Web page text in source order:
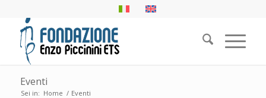
Eventi
Sei in: Home / Eventi